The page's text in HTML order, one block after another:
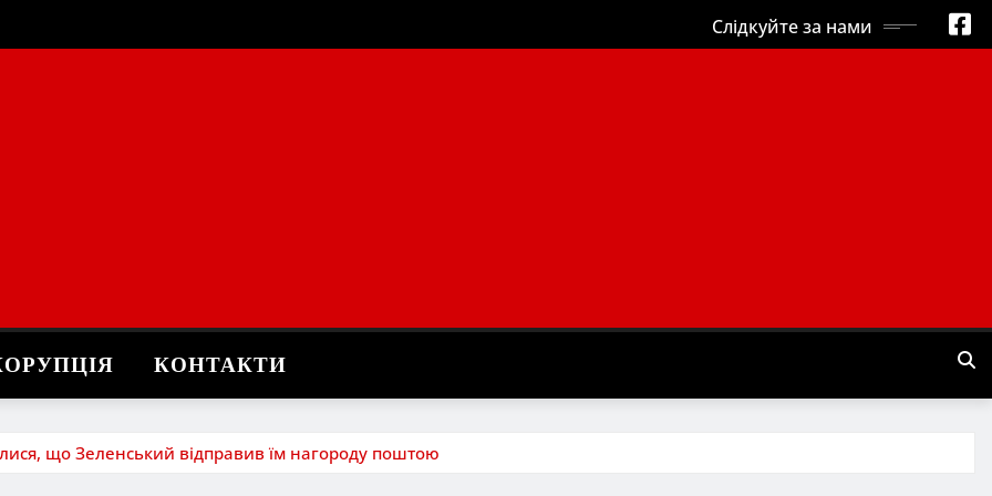
Слідкуйте за нами
КОНТАКТИ
що Зеленський відправив їм нагороду поштою